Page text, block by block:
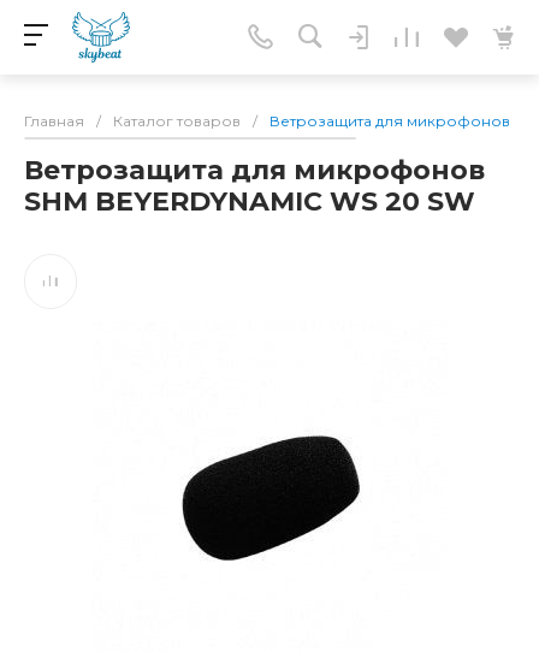
Главная / Каталог товаров / Ветрозащита для микрофонов
Ветрозащита для микрофонов
SHM BEYERDYNAMIC WS 20 SW